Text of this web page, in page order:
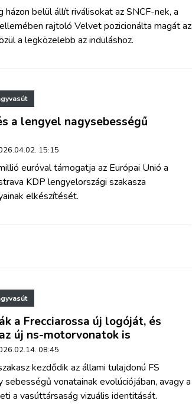
házon belül állít riválisokat az SNCF-nek, a
rajtoló Velvet pozicionálta magát az
a legközelebb az induláshoz.
a lengyel nagysebességű
15:15
euróval támogatja az Európai Unió a
KDP lengyelországi szakasza
elkészítését.
a Frecciarossa új logóját, és
új ns-motorvonatok is
08:45
kezdődik az állami tulajdonú FS
sebességű vonatainak evolúciójában, avagy a
a vasúttársaság vizuális identitását.